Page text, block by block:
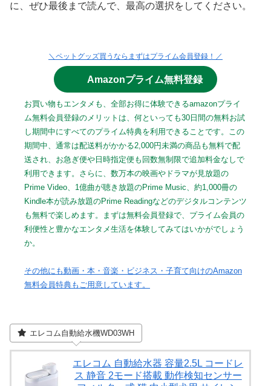
に、ぜひ最後まで読んで、最高の選択をしてください。
＼ペットグッズ買うならまずはプライム会員登録！／
Amazonプライム無料登録
お買い物もエンタメも、全部お得に体験できるamazonプライ
ム無料会員登録のメリットは、何といっても30日間の無料お試
し期間中にすべてのプライム特典を利用できることです。この
期間中、通常は配送料がかかる2,000円未満の商品も無料で配
送され、お急ぎ便や日時指定便も回数無制限で追加料金なしで
利用できます。さらに、数万本の映画やドラマが見放題の
Prime Video、1億曲が聴き放題のPrime Music、約1,000冊の
Kindle本が読み放題のPrime Readingなどのデジタルコンテンツ
も無料で楽しめます。まずは無料会員登録で、プライム会員の
利便性と豊かなエンタメ生活を体験してみてはいかがでしょう
か。
その他にも動画・本・音楽・ビジネス・子育て向けのAmazon
無料会員特典もご用意しています。
エレコム自動給水機WD03WH
エレコム 自動給水器 容量2.5L コードレ
ス 静音 2モード搭載 動作検知センサー